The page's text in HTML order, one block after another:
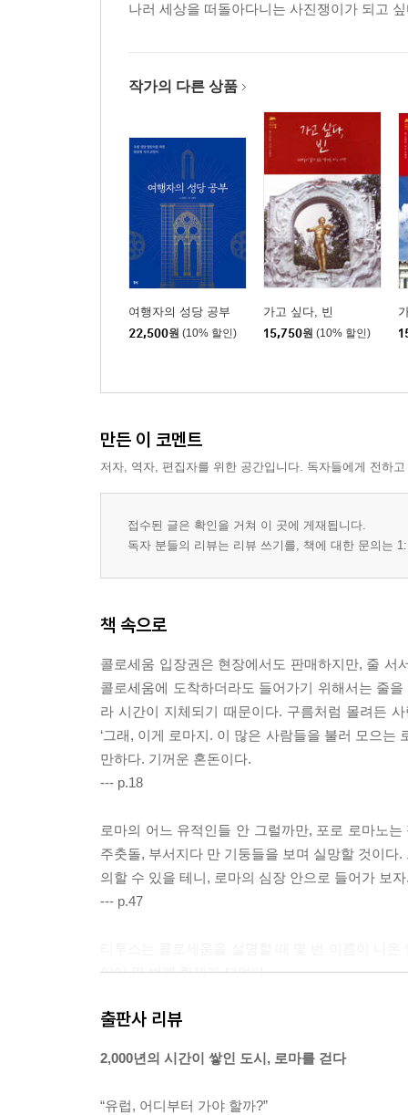
나러 세상을 떠돌아다니는 사진쟁이가 되고
작가의 다른 상품
여행자의 성당 공부
22,500원 (10% 할인)
가고 싶다, 빈
15,750원 (10% 할인)
만든 이 코멘트
저자, 역자, 편집자를 위한 공간입니다. 독자들에게 전하
접수된 글은 확인을 거쳐 이 곳에 게재됩니다.
독자 분들의 리뷰는 리뷰 쓰기를, 책에 대한 문의는
책 속으로
콜로세움 입장권은 현장에서도 판매하지만, 줄
콜로세움에 도착하더라도 들어가기 위해서는 줄
라 시간이 지체되기 때문이다. 구름처럼 몰려든
‘그래, 이게 로마지. 이 많은 사람들을 불러 모으는
만하다. 기꺼운 혼돈이다.
--- p.18
로마의 어느 유적인들 안 그럴까만, 포로 로마노
주춧돌, 부서지다 만 기둥들을 보며 실망할 것이
의할 수 있을 테니, 로마의 심장 안으로 들어가 보
--- p.47
이어 열 번째 황제가 되었다.
의 불운은 그의 잘못에서 비롯된 것이 아니라, 불
기까지였다.
출판사 리뷰
2,000년의 시간이 쌓인 도시, 로마를 걷다
“유럽, 어디부터 가야 할까?”